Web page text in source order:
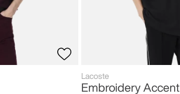
Lacoste
Embroidery Accent